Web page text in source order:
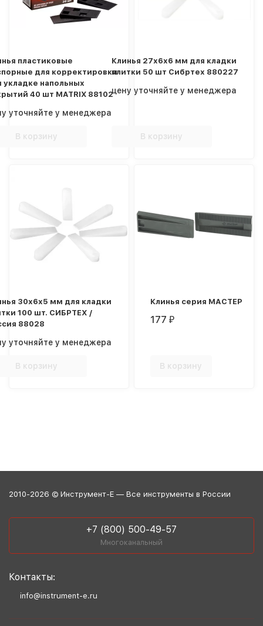
пластиковые
для корректировки
укладке напольных
40 шт MATRIX 88102
уточняйте у менеджера
В корзину
Клинья 27х6х6 мм для кладки
плитки 50 шт Сибртех 880227
цену уточняйте у менеджера
В корзину
30х6х5 мм для кладки
100 шт. СИБРТЕХ /
88028
уточняйте у менеджера
В корзину
Клинья серия МАСТЕР
177 ₽
В корзину
2010-2026 © Инструмент-Е — Все инструменты в России
+7 (800) 500-49-57
Многоканальный
Контакты:
info@instrument-e.ru